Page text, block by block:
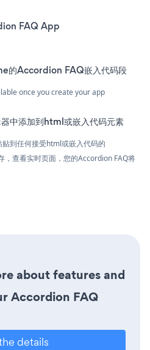
FAQ App
的Accordion FAQ嵌入代码段
once you create your app
中添加到html或嵌入代码元素
到任何接受html或嵌入代码的
查看实时页面，您的Accordion FAQ将
about features and
Accordion FAQ
details